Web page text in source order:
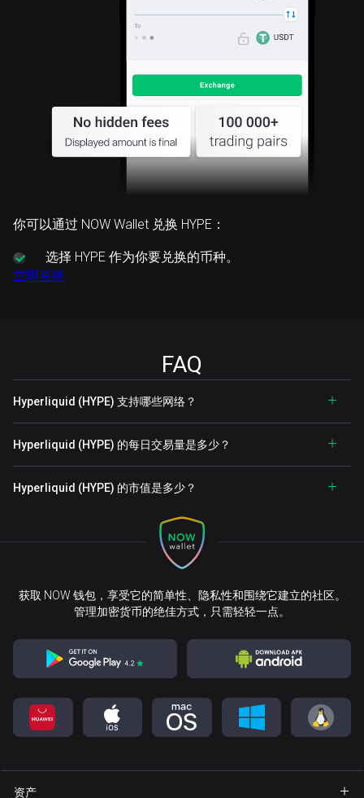
你可以通过 NOW Wallet 兑换 HYPE：
选择 HYPE 作为你要兑换的币种。
立即兑换
FAQ
Hyperliquid (HYPE) 支持哪些网络？
Hyperliquid (HYPE) 的每日交易量是多少？
Hyperliquid (HYPE) 的市值是多少？
获取 NOW 钱包，享受它的简单性、隐私性和围绕它建立的社区。
管理加密货币的绝佳方式，只需轻轻一点。
资产